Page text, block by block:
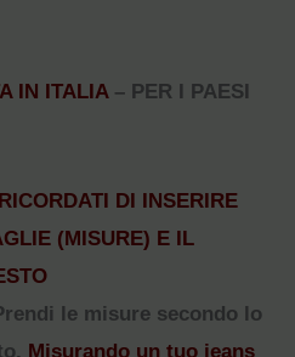
IN ITALIA– PER I PAESI
DI INSERIRE
(MISURE) E IL
le misure secondo lo
Misurando un tuo jeans